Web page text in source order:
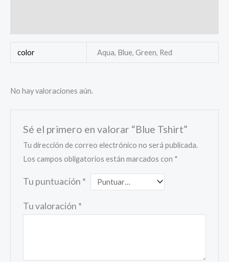
color Aqua, Blue, Green, Red
No hay valoraciones aún.
Sé el primero en valorar “Blue Tshirt”
Tu dirección de correo electrónico no será publicada.
Los campos obligatorios están marcados con *
Tu puntuación *
Tu valoración *